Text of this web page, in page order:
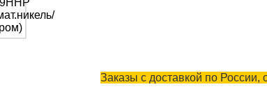
Заказы с доставкой по России,